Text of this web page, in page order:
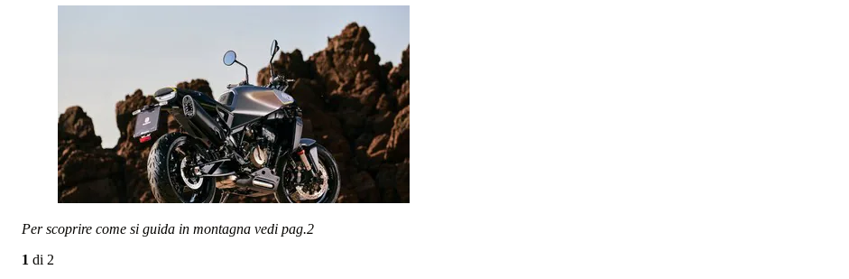
Per scoprire come si guida in montagna vedi pag.2
1 di 2